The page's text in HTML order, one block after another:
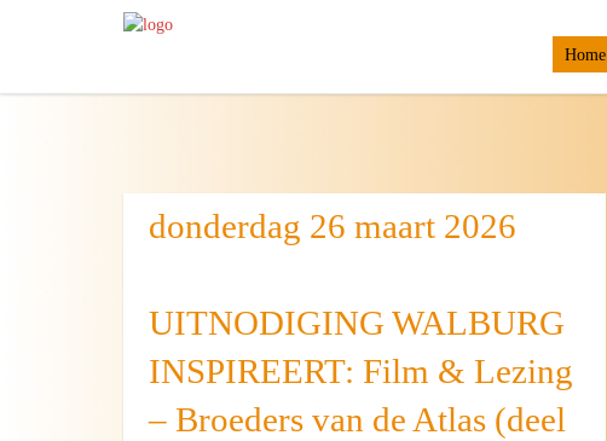
Home
donderdag 26 maart 2026
UITNODIGING WALBURG
INSPIREERT: Film & Lezing
– Broeders van de Atlas (deel